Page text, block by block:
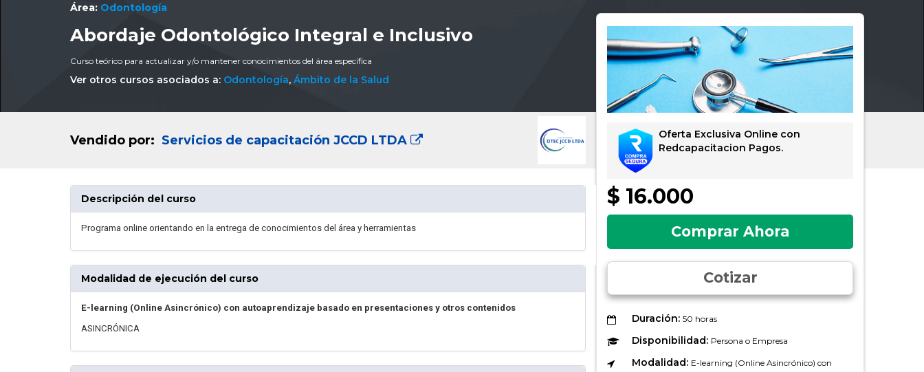
Área: Odontología
Abordaje Odontológico Integral e Inclusivo
Curso teórico para actualizar y/o mantener conocimientos del área específica
Ver otros cursos asociados a: Odontología, Ámbito de la Salud
Vendido por: Servicios de capacitación JCCD LTDA
Oferta Exclusiva Online con
Redcapacitacion Pagos.
$ 16.000
Comprar Ahora
Cotizar
Duración: 50 horas
Disponibilidad: Persona o Empresa
Modalidad: E-learning (Online Asincrónico) con
Descripción del curso
Programa online orientando en la entrega de conocimientos del área y herramientas
Modalidad de ejecución del curso
E-learning (Online Asincrónico) con autoaprendizaje basado en presentaciones y otros contenidos
ASINCRÓNICA